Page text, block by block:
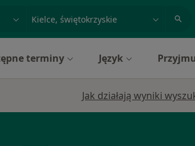
miasto lub dzielnica
terminy Język
Jak działają wyniki